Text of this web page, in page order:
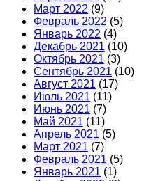
Март 2022 (9)
Февраль 2022 (5)
Январь 2022 (4)
Декабрь 2021 (10)
Октябрь 2021 (3)
Сентябрь 2021 (10)
Август 2021 (17)
Июль 2021 (11)
Июнь 2021 (7)
Май 2021 (11)
Апрель 2021 (5)
Март 2021 (7)
Февраль 2021 (5)
Январь 2021 (1)